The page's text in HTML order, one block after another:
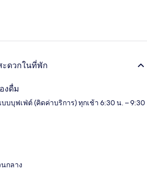
ะดวกในที่พัก
งดื่ม
บบุฟเฟ่ต์ (คิดค่าบริการ) ทุกเช้า 6:30 น. – 9:30
กลาง